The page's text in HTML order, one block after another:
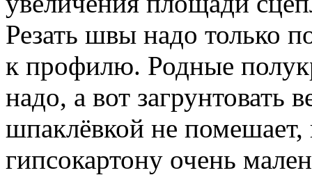
Резать швы надо только
к профилю. Родные
надо, а вот загрунтовать
шпаклёвкой не помешает,
гипсокартону очень